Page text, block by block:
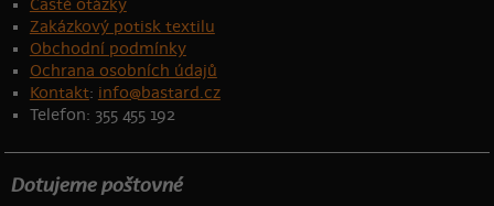
Časté otázky
Zakázkový potisk textilu
Obchodní podmínky
Ochrana osobních údajů
Kontakt: info@bastard.cz
Telefon: 355 455 192
Dotujeme poštovné